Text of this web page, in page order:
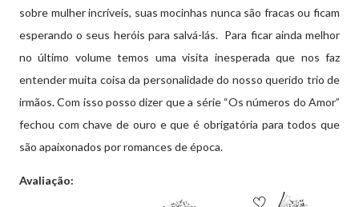
sobre mulher incríveis, suas mocinhas nunca são fracas ou ficam
esperando o seus heróis para salvá-lás. Para ficar ainda melhor
no último volume temos uma visita inesperada que nos faz
entender muita coisa da personalidade do nosso querido trio de
irmãos. Com isso posso dizer que a série “Os números do Amor”
fechou com chave de ouro e que é obrigatória para todos que
são apaixonados por romances de época.
Avaliação: